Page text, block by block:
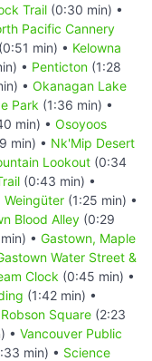
Trail (0:30 min) •
Pacific Cannery
(0:51 min) • Kelowna
• Penticton (1:28
• Okanagan Lake
Park (1:36 min) •
min) • Osoyoos
min) • Nk'Mip Desert
Lookout (0:34
(0:43 min) •
Weingüter (1:25 min) •
Blood Alley (0:29
• Gastown, Maple
Water Street &
Clock (0:45 min) •
(1:42 min) •
Square (2:23
• Vancouver Public
min) • Science